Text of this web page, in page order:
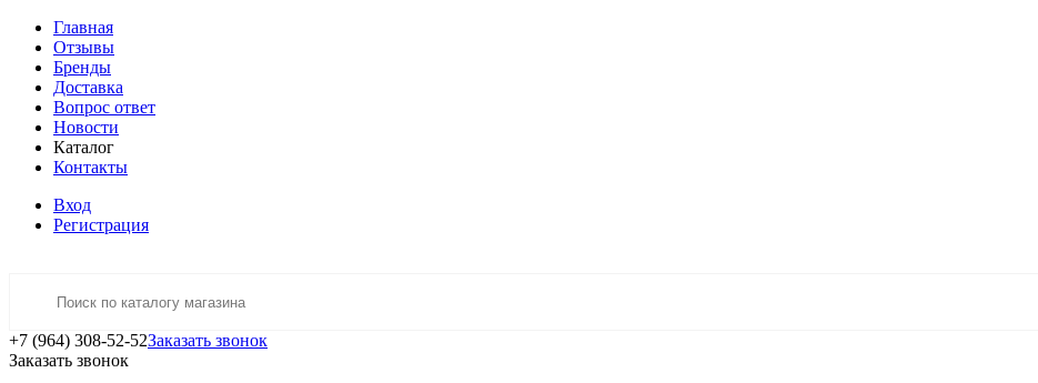
Главная
Отзывы
Бренды
Доставка
Вопрос ответ
Новости
Каталог
Контакты
Вход
Регистрация
+7 (964) 308-52-52Заказать звонок
Заказать звонок